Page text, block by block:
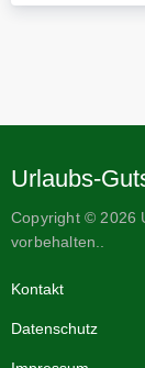
Urlaubs-
Copyright © 2026
vorbehalten..
Kontakt
Datenschutz